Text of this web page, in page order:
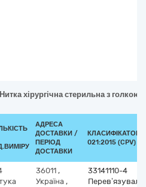
хірургічна стерильна з
АДРЕСА
ДОСТАВКИ /
ПЕРІОД
ДОСТАВКИ
КЛАСИФІКАТОР
021:2015 (CPV)
36011 ,
Україна ,
33141110-4